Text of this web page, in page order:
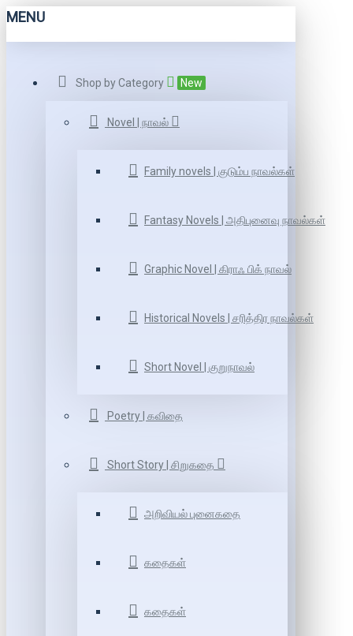
MENU
Shop by Category New
Novel | நாவல்
Family novels | குடும்ப நாவல்கள்
Fantasy Novels | அதிபுனைவு நாவல்கள்
Graphic Novel | கிராஃ பிக் நாவல்
Historical Novels | சரித்திர நாவல்கள்
Short Novel | குறுநாவல்
Poetry | கவிதை
Short Story | சிறுகதை
அறிவியல் புனைகதை
கதைகள்
கதைகள்